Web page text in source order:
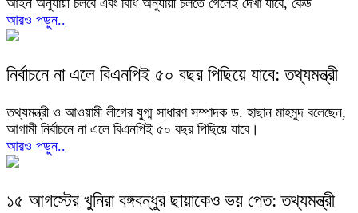
আরও পড়ুন..
নির্বাচনে না এলে বিএনপিই ৫০ বছর পিছিয়ে যাবে: তথ্যমন্ত্রী
তথ্যমন্ত্রী ও আওয়ামী লীগের যুগ্ম সাধারণ সম্পাদক ড. হাছান মাহমুদ বলেছেন,
আগামী নির্বাচনে না এলে বিএনপিই ৫০ বছর পিছিয়ে যাবে।
আরও পড়ুন..
১৫ আগস্টের খুনিরা বঙ্গবন্ধুর ছায়াকেও ভয় পেত: তথ্যমন্ত্রী